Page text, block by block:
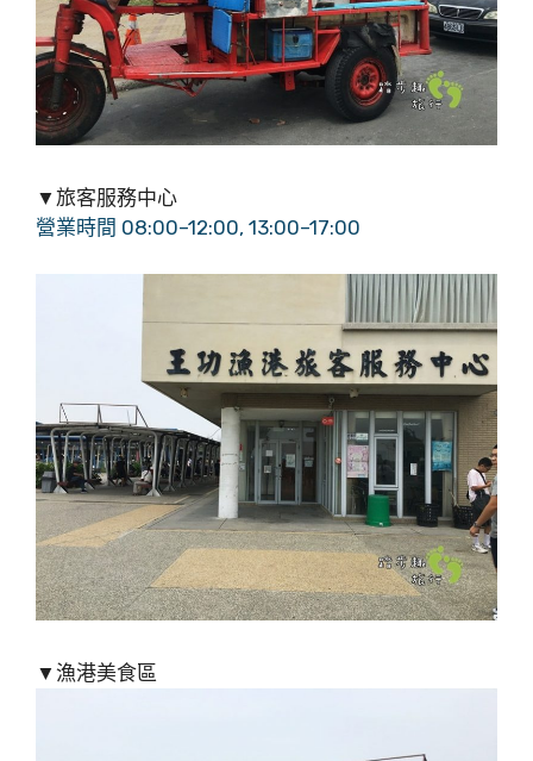
▼旅客服務中心
營業時間 08:00–12:00, 13:00–17:00
▼漁港美食區